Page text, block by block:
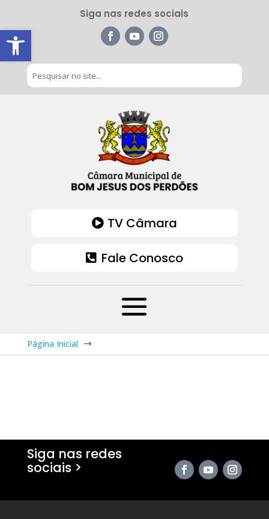
Barra de Ferramentas Aberta
Siga nas redes sociais
TV Câmara
Fale Conosco
Página Inicial $
Siga nas redes
sociais >